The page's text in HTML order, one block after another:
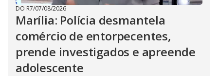
DO R7/07/08/2026
Marília: Polícia desmantela
comércio de entorpecentes,
prende investigados e apreende
adolescente